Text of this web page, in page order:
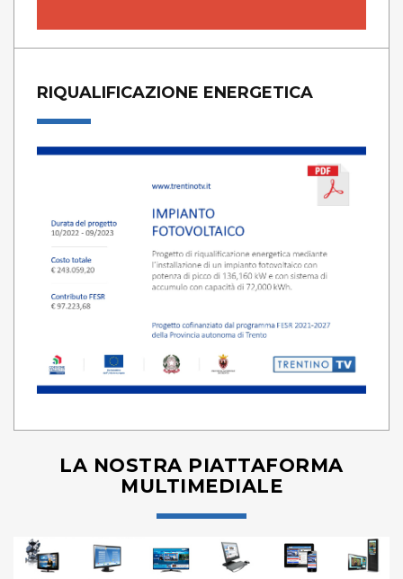
RIQUALIFICAZIONE ENERGETICA
LA NOSTRA PIATTAFORMA
MULTIMEDIALE